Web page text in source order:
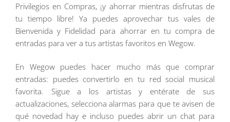
Privilegios en Compras, ¡y ahorrar mientras disfrutas de
tu tiempo libre! Ya puedes aprovechar tus vales de
Bienvenida y Fidelidad para ahorrar en tu compra de
entradas para ver a tus artistas favoritos en Wegow.
En Wegow puedes hacer mucho más que comprar
entradas: puedes convertirlo en tu red social musical
favorita. Sigue a los artistas y entérate de sus
actualizaciones, selecciona alarmas para que te avisen de
qué novedad hay e incluso puedes abrir un chat para